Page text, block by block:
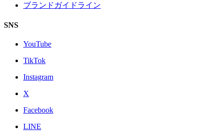
ブランドガイドライン
SNS
YouTube
TikTok
Instagram
X
Facebook
LINE